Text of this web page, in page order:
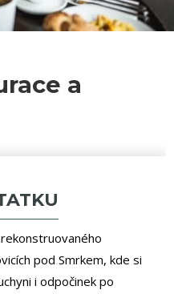
a
pod Smrkem, kde si
i odpočinek po